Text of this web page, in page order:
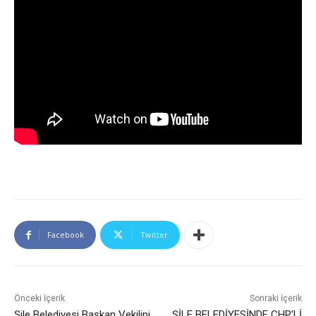
Facebook Twitter
Önceki İçerik Sonraki İçerik